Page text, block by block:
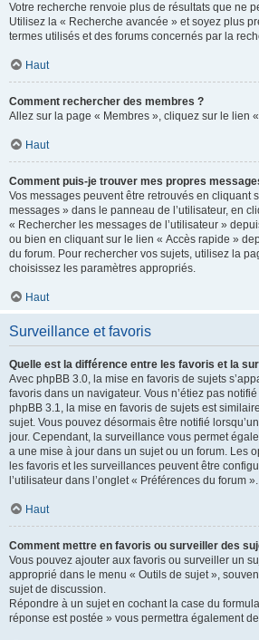
Votre recherche renvoie plus de résultats que ne
Utilisez la « Recherche avancée » et soyez plus
termes utilisés et des forums concernés par la
Haut
Comment rechercher des membres ?
Allez sur la page « Membres », cliquez sur le lien
Haut
Comment puis-je trouver mes propres
Vos messages peuvent être retrouvés en cliquant
messages » dans le panneau de l’utilisateur, en
« Rechercher les messages de l’utilisateur »
ou bien en cliquant sur le lien « Accès rapide »
du forum. Pour rechercher vos sujets, utilisez la
choisissez les paramètres appropriés.
Haut
Surveillance et favoris
Quelle est la différence entre les favoris et la
Avec phpBB 3.0, la mise en favoris de sujets
favoris dans un navigateur. Vous n’étiez pas
phpBB 3.1, la mise en favoris de sujets est
sujet. Vous pouvez désormais être notifié
jour. Cependant, la surveillance vous permet
a une mise à jour dans un sujet ou un forum. Les
les favoris et les surveillances peuvent être
l’utilisateur dans l’onglet « Préférences du forum ».
Haut
Comment mettre en favoris ou surveiller des
Vous pouvez ajouter aux favoris ou surveiller un
approprié dans le menu « Outils de sujet »,
sujet de discussion.
Répondre à un sujet en cochant la case du
réponse est postée » vous permettra également